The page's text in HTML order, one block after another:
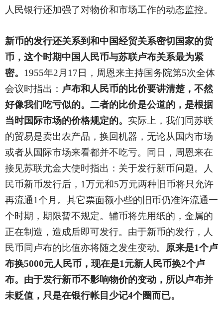
人民银行还加强了对物价和市场工作的动态监控。
新币的发行还关系到和中国经贸关系密切国家的货
币，这个时期中国人民币与苏联卢布关系最为紧
密。 1955年2月17日，周恩来主持国务院第5次全体
会议时指出： 卢布和人民币的比价要讲清楚，不然
好像我们吃亏似的。二者的比价是公道的，是根据
当时国际市场的价格规定的。 实际上，我们同苏联
的贸易是卖出农产品，换回机器，无论从国内市场
或者从国际市场来看都并不吃亏。同日，周恩来在
接见苏联尤金大使时指出：关于发行新币问题。人
民币新币发行后，1万元和5万元两种旧币将只允许
再流通1个月。其它票面额小些的旧币仍准许流通一
个时期，期限暂不规定。辅币将先用纸的，金属的
正在制造，造成后即可发行。由于新币的发行，人
民币同卢布的比值亦将随之发生变动。
原来是1个卢
布换5000元人民币，现在是1元新人民币换2个卢
布。由于发行新币不影响物价的变动，所以卢布并
未贬值，只是在银行帐目少记4个圈而已。